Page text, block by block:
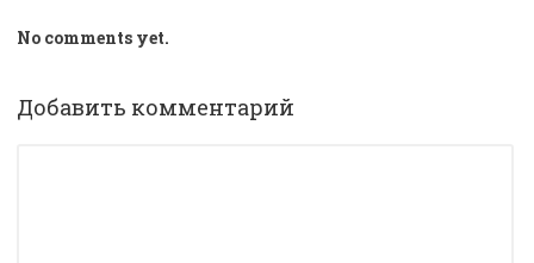
No comments yet.
Добавить комментарий